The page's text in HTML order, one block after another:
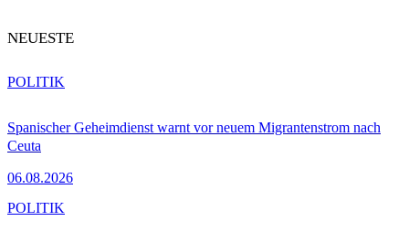
NEUESTE
Spanischer Geheimdienst warnt vor neuem Migrantenstrom nach
Ceuta
06.08.2026
POLITIK
POLITIK